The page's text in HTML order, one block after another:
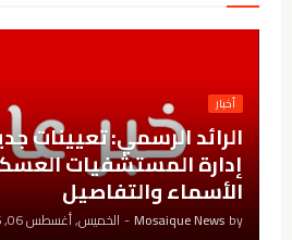
أخبار
الرائد الرسمي: تعيينات
إدارة المستشفيات
الأسماء والتفاصيل
by
Mosaique News
- الخميس, أغسطس 06, 2026